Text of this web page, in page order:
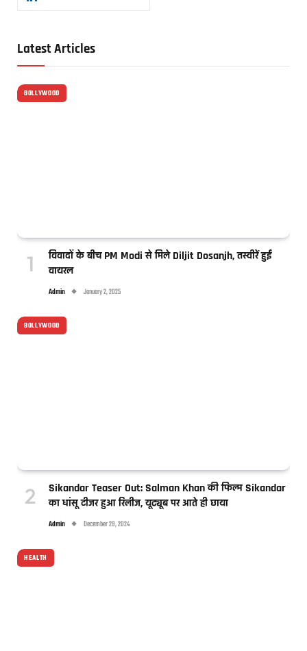
Latest Articles
BOLLYWOOD
विवादों के बीच PM Modi से मिले Diljit Dosanjh, तस्वीरें हुईं
वायरल
Admin January 2, 2025
BOLLYWOOD
Sikandar Teaser Out: Salman Khan की फिल्म Sikandar
का धांसू टीजर हुआ रिलीज, यूट्यूब पर आते ही छाया
Admin December 29, 2024
HEALTH